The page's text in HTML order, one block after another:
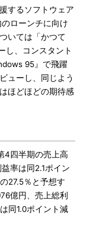
するソフトウェア
ローンチに向け
いては「かつて
し、コンスタント
95』で飛躍
ューし、同じよう
ほどほどの期待感
4四半期の売上高
率は同2.1ポイン
27.5％と予想す
億円、売上総利
同1.0ポイント減